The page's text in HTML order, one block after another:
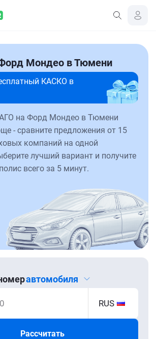
Мондео в Тюмени
КАСКО в
на Форд Мондео в Тюмени
- сравните предложения от 15
компаний на одной
лучший вариант и получите
всего за 5 минут.
автомобиля
RUS
Рассчитать